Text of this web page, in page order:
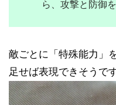
ら、攻撃と防御
敵ごとに「特殊能力」
足せば表現できそうです